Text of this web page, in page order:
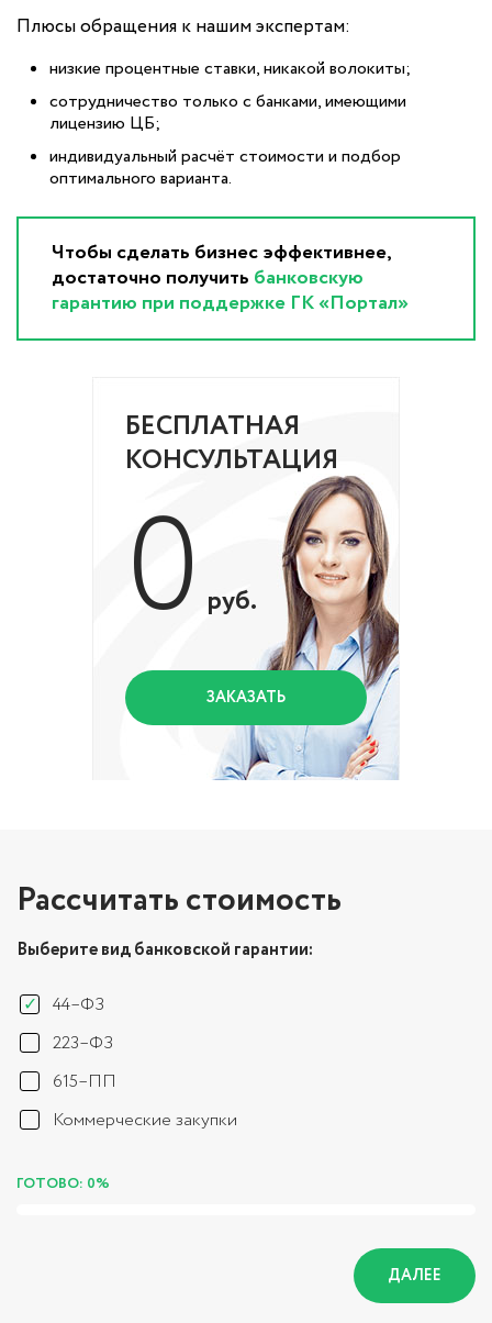
Плюсы обращения к нашим экспертам:
низкие процентные ставки, никакой волокиты;
сотрудничество только с банками, имеющими
лицензию ЦБ;
индивидуальный расчёт стоимости и подбор
оптимального варианта.
Чтобы сделать бизнес эффективнее,
достаточно получить банковскую
гарантию при поддержке ГК «Портал»
БЕСПЛАТНАЯ
КОНСУЛЬТАЦИЯ
0 руб.
ЗАКАЗАТЬ
Рассчитать стоимость
Выберите вид банковской гарантии:
44–ФЗ
223–ФЗ
615–ПП
Коммерческие закупки
ГОТОВО: 0%
ДАЛЕЕ